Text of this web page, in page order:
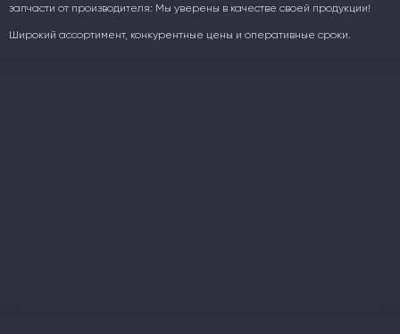
запчасти от производителя: Мы уверены в качестве своей продукции!
Широкий ассортимент, конкурентные цены и оперативные сроки.